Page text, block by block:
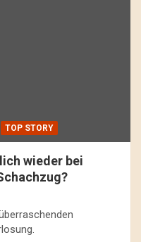
TOP STORY
wieder bei